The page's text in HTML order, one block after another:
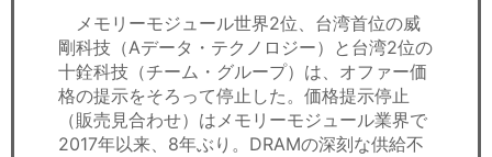
メモリーモジュール世界2位、台湾首位の威
剛科技（Aデータ・テクノロジー）と台湾2位の
十銓科技（チーム・グループ）は、オファー価
格の提示をそろって停止した。価格提示停止
（販売見合わせ）はメモリーモジュール業界で
2017年以来、8年ぶり。DRAMの深刻な供給不